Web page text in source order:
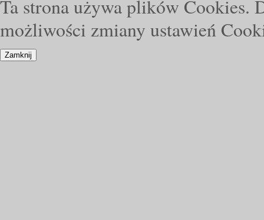
Ta strona używa plików Cookies.
możliwości zmiany ustawień